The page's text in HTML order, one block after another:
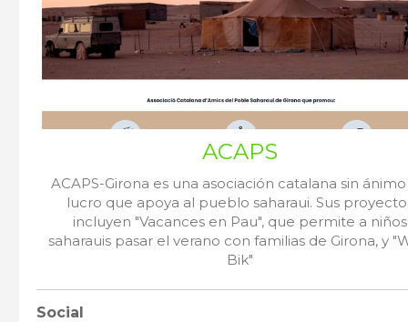
ACAPS
​ACAPS-Girona es una asociación catalana sin
lucro que apoya al pueblo saharaui. Sus
incluyen "Vacances en Pau", que permite a niños
saharauis pasar el verano con familias de Girona, y
Bik"
Social